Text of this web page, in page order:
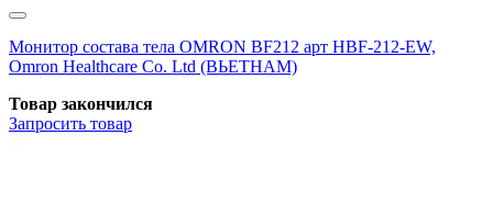
Монитор состава тела OMRON BF212 арт HBF-212-EW,
Omron Healthcare Co. Ltd (ВЬЕТНАМ)
Товар закончился
Запросить товар